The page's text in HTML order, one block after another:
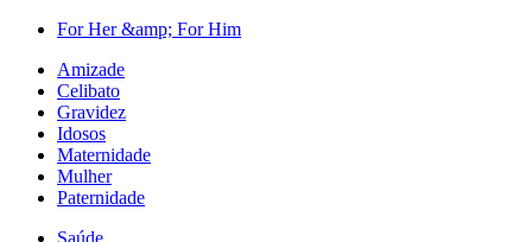
For Her &amp; For Him
Amizade
Celibato
Gravidez
Idosos
Maternidade
Mulher
Paternidade
Saúde